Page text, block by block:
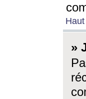
Haut
»